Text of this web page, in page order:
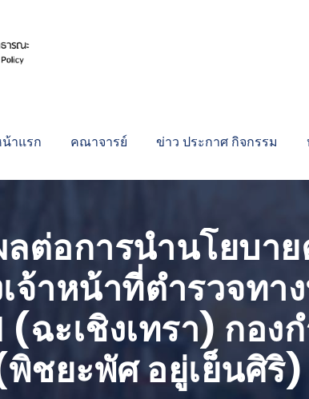
าแรก คณาจารย์ ข่าว ประกาศ กิจกรรม
ลต่อการนำนโยบ
จ้าหน้าที่ตำรวจท
(ฉะเชิงเทรา) กอ
ชยะพัศ อยู่เย็นศิริ)